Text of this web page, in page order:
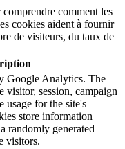
comment les
cookies aident à fournir
de visiteurs, du taux de
Google Analytics. The
visitor, session, campaign
usage for the site's
store information
randomly generated
visitors.